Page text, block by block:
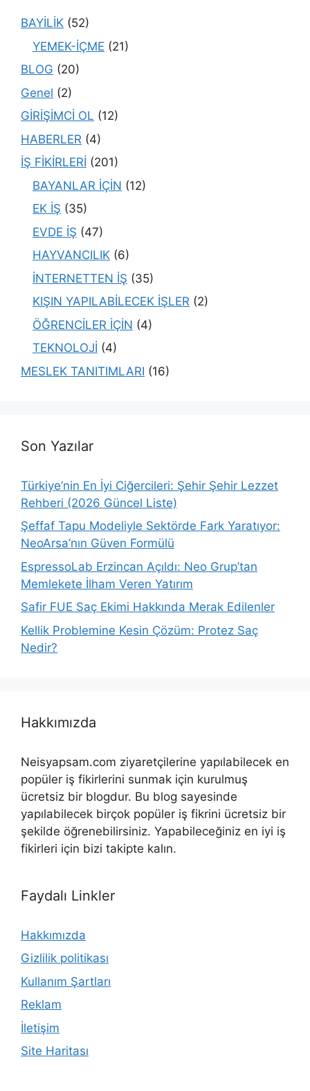
BAYİLİK (52)
YEMEK-İÇME (21)
BLOG (20)
Genel (2)
GİRİŞİMCİ OL (12)
HABERLER (4)
İŞ FİKİRLERİ (201)
BAYANLAR İÇİN (12)
EK İŞ (35)
EVDE İŞ (47)
HAYVANCILIK (6)
İNTERNETTEN İŞ (35)
KIŞIN YAPILABİLECEK İŞLER (2)
ÖĞRENCİLER İÇİN (4)
TEKNOLOJİ (4)
MESLEK TANITIMLARI (16)
Son Yazılar
Türkiye’nin En İyi Ciğercileri: Şehir Şehir Lezzet
Rehberi (2026 Güncel Liste)
Şeffaf Tapu Modeliyle Sektörde Fark Yaratıyor:
NeoArsa’nın Güven Formülü
EspressoLab Erzincan Açıldı: Neo Grup’tan
Memlekete İlham Veren Yatırım
Safir FUE Saç Ekimi Hakkında Merak Edilenler
Kellik Problemine Kesin Çözüm: Protez Saç
Nedir?
Hakkımızda
Neisyapsam.com ziyaretçilerine yapılabilecek en
popüler iş fikirlerini sunmak için kurulmuş
ücretsiz bir blogdur. Bu blog sayesinde
yapılabilecek birçok popüler iş fikrini ücretsiz bir
şekilde öğrenebilirsiniz. Yapabileceğiniz en iyi iş
fikirleri için bizi takipte kalın.
Faydalı Linkler
Hakkımızda
Gizlilik politikası
Kullanım Şartları
Reklam
İletişim
Site Haritası